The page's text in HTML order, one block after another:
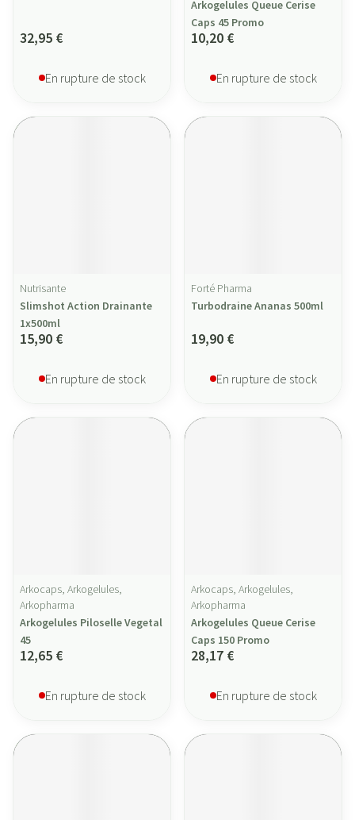
32,95 €
En rupture de stock
Arkogelules Queue Cerise
Caps 45 Promo
10,20 €
En rupture de stock
Nutrisante
Slimshot Action Drainante
1x500ml
15,90 €
En rupture de stock
Forté Pharma
Turbodraine Ananas 500ml
19,90 €
En rupture de stock
Arkocaps, Arkogelules,
Arkopharma
Arkogelules Piloselle Vegetal
45
12,65 €
En rupture de stock
Arkocaps, Arkogelules,
Arkopharma
Arkogelules Queue Cerise
Caps 150 Promo
28,17 €
En rupture de stock